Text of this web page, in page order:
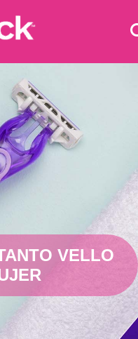
VELLO